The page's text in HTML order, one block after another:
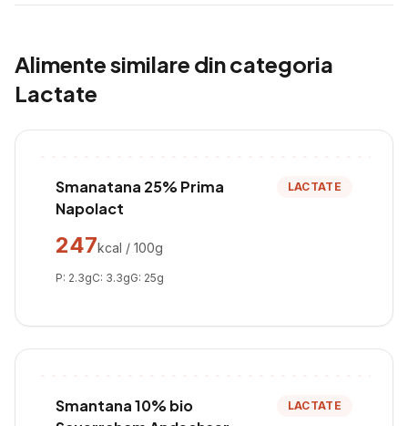
Alimente similare din categoria
Lactate
Smanatana 25% Prima
Napolact
LACTATE
247kcal / 100g
P: 2.3gC: 3.3gG: 25g
Smantana 10% bio
LACTATE